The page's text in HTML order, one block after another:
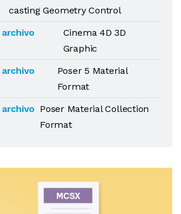
casting Geometry Control
Cinema 4D 3D
Graphic
Poser 5 Material
Format
Poser Material Collection
Format